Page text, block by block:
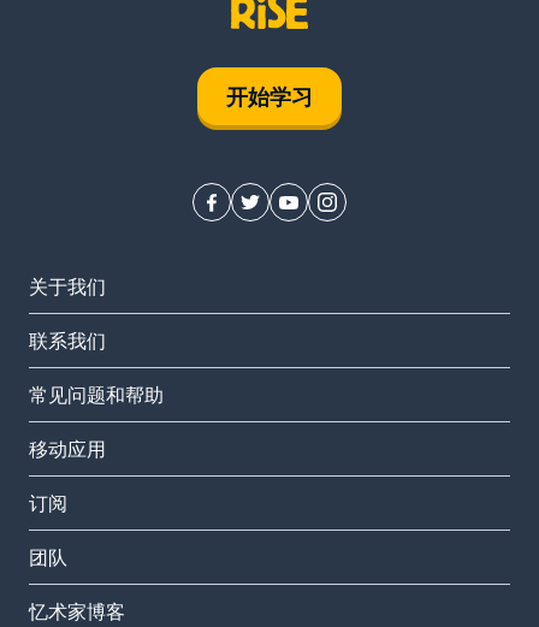
开始学习
关于我们
联系我们
常见问题和帮助
移动应用
订阅
团队
忆术家博客